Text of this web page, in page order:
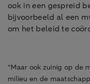
ook in een gespreid
bijvoorbeeld al een
om het beleid te
“Maar ook zuinig op de
milieu en de